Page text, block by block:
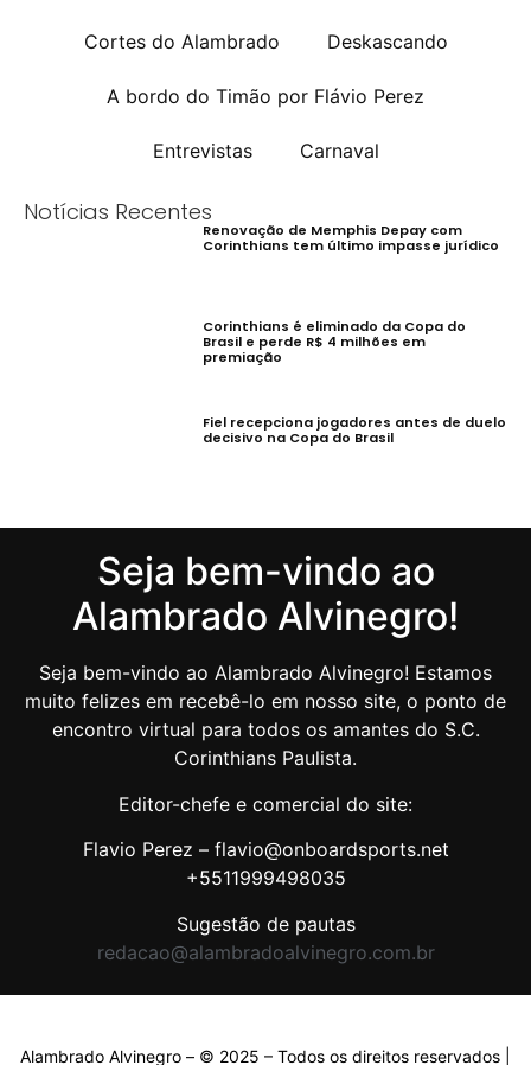
Cortes do Alambrado Deskascando
A bordo do Timão por Flávio Perez
Entrevistas Carnaval
Notícias Recentes
Renovação de Memphis Depay com
Corinthians tem último impasse jurídico
Corinthians é eliminado da Copa do
Brasil e perde R$ 4 milhões em
premiação
Fiel recepciona jogadores antes de duelo
decisivo na Copa do Brasil
Seja bem-vindo ao
Alambrado Alvinegro!
Seja bem-vindo ao Alambrado Alvinegro! Estamos
muito felizes em recebê-lo em nosso site, o ponto de
encontro virtual para todos os amantes do S.C.
Corinthians Paulista.
Editor-chefe e comercial do site:
Flavio Perez – flavio@onboardsports.net
+5511999498035
Sugestão de pautas
redacao@alambradoalvinegro.com.br
Alambrado Alvinegro – © 2025 – Todos os direitos reservados |